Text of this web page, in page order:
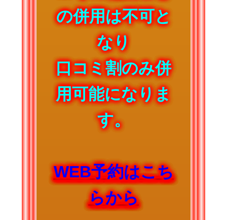
の併用は不可と
なり
口コミ割のみ併
用可能になりま
す。
WEB予約はこち
らから